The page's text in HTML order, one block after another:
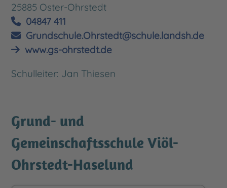
25885 Oster-Ohrstedt
04847 411
Grundschule.Ohrstedt@schule.landsh.de
www.gs-ohrstedt.de
Schulleiter: Jan Thiesen
Grund- und
Gemeinschaftsschule Viöl-
Ohrstedt-Haselund